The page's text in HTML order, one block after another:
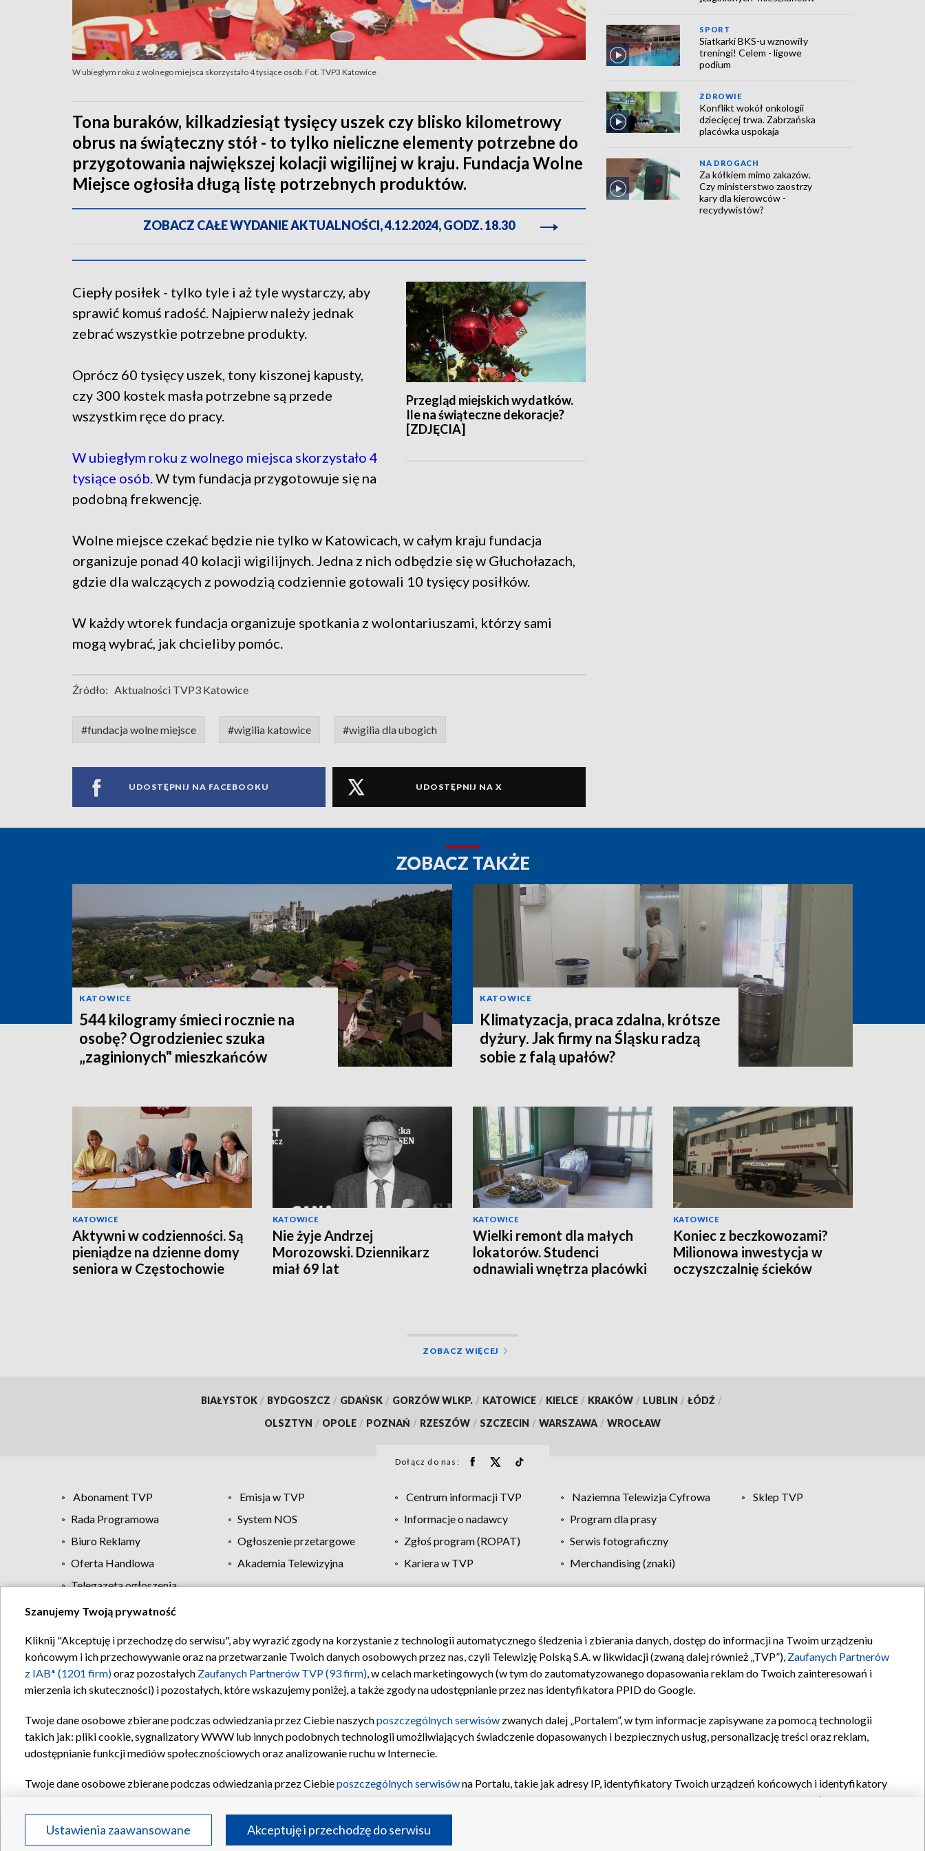
W ubiegłym roku z wolnego miejsca skorzystało 4 tysiące osób. Fot. TVP3 Katowice
Tona buraków, kilkadziesiąt tysięcy uszek czy blisko kilometrowy
obrus na świąteczny stół - to tylko nieliczne elementy potrzebne do
przygotowania największej kolacji wigilijnej w kraju. Fundacja Wolne
Miejsce ogłosiła długą listę potrzebnych produktów.
ZOBACZ CAŁE WYDANIE AKTUALNOŚCI, 4.12.2024, GODZ. 18.30
Przegląd miejskich wydatków.
Ile na świąteczne dekoracje?
[ZDJĘCIA]
Ciepły posiłek - tylko tyle i aż tyle wystarczy, aby
sprawić komuś radość. Najpierw należy jednak
zebrać wszystkie potrzebne produkty.
Oprócz 60 tysięcy uszek, tony kiszonej kapusty,
czy 300 kostek masła potrzebne są przede
wszystkim ręce do pracy.
W ubiegłym roku z wolnego miejsca skorzystało 4
tysiące osób . W tym fundacja przygotowuje się na
podobną frekwencję.
Wolne miejsce czekać będzie nie tylko w Katowicach, w całym kraju fundacja
organizuje ponad 40 kolacji wigilijnych. Jedna z nich odbędzie się w Głuchołazach,
gdzie dla walczących z powodzią codziennie gotowali 10 tysięcy posiłków.
W każdy wtorek fundacja organizuje spotkania z wolontariuszami, którzy sami
mogą wybrać, jak chcieliby pomóc.
Źródło: Aktualności TVP3 Katowice
#fundacja wolne miejsce #wigilia katowice #wigilia dla ubogich
UDOSTĘPNIJ NA FACEBOOKU UDOSTĘPNIJ NA X
SPORT
Siatkarki BKS-u wznowiły
treningi! Celem - ligowe
podium
ZDROWIE
Konflikt wokół onkologii
dziecięcej trwa. Zabrzańska
placówka uspokaja
NA DROGACH
Za kółkiem mimo zakazów.
Czy ministerstwo zaostrzy
kary dla kierowców -
recydywistów?
ZOBACZ TAKŻE
KATOWICE
544 kilogramy śmieci rocznie na
osobę? Ogrodzieniec szuka
„zaginionych" mieszkańców
KATOWICE
Klimatyzacja, praca zdalna, krótsze
dyżury. Jak firmy na Śląsku radzą
sobie z falą upałów?
KATOWICE
Aktywni w codzienności. Są
pieniądze na dzienne domy
seniora w Częstochowie
KATOWICE
Nie żyje Andrzej
Morozowski. Dziennikarz
miał 69 lat
KATOWICE
Wielki remont dla małych
lokatorów. Studenci
odnawiali wnętrza placówki
KATOWICE
Koniec z beczkowozami?
Milionowa inwestycja w
oczyszczalnię ścieków
ZOBACZ WIĘCEJ
BIAŁYSTOK / BYDGOSZCZ / GDAŃSK / GORZÓW WLKP. / KATOWICE / KIELCE / KRAKÓW / LUBLIN / ŁÓDŹ /
OLSZTYN / OPOLE / POZNAŃ / RZESZÓW / SZCZECIN / WARSZAWA / WROCŁAW
Dołącz do nas:
Abonament TVP Emisja w TVP Centrum informacji TVP Naziemna Telewizja Cyfrowa
Sklep TVP
Rada Programowa
System NOS Informacje o nadawcy
Program dla prasy
Biuro Reklamy
Ogłoszenie przetargowe Zgłoś program (ROPAT)
Serwis fotograficzny
Oferta Handlowa
Akademia Telewizyjna Kariera w TVP
Merchandising (znaki)
Telegazeta ogłoszenia
Regulamin TVP Polityka prywatności Moje zgody Pomoc Biuro reklamy Kontakt
Szanujemy Twoją prywatność
Kliknij "Akceptuję i przechodzę do serwisu", aby wyrazić zgody na korzystanie z technologii automatycznego śledzenia i zbierania danych, dostęp do informacji na Twoim urządzeniu
końcowym i ich przechowywanie oraz na przetwarzanie Twoich danych osobowych przez nas, czyli Telewizję Polską S.A. w likwidacji (zwaną dalej również „TVP”), Zaufanych Partnerów
z IAB* (1201 firm)oraz pozostałych Zaufanych Partnerów TVP (93 firm), w celach marketingowych (w tym do zautomatyzowanego dopasowania reklam do Twoich zainteresowań i
mierzenia ich skuteczności) i pozostałych, które wskazujemy poniżej, a także zgody na udostępnianie przez nas identyfikatora PPID do Google.
Twoje dane osobowe zbierane podczas odwiedzania przez Ciebie naszychposzczególnych serwisów zwanych dalej „Portalem”, w tym informacje zapisywane za pomocą technologii
takich jak: pliki cookie, sygnalizatory WWW lub innych podobnych technologii umożliwiających świadczenie dopasowanych i bezpiecznych usług, personalizację treści oraz reklam,
udostępnianie funkcji mediów społecznościowych oraz analizowanie ruchu w Internecie.
Twoje dane osobowe zbierane podczas odwiedzania przez Ciebieposzczególnych serwisówna Portalu, takie jak adresy IP, identyfikatory Twoich urządzeń końcowych i identyfikatory
oraz pozostałych
Partnerów TVPdla realizacji następujących celów i funkcji: przechowywania informacji na urządzeniu lub dostęp do nich, wyboru podstawowych reklam, wyboru spersonalizowanych
reklam, tworzenia profilu spersonalizowanych reklam, tworzenia profilu spersonalizowanych treści, wyboru spersonalizowanych treści, pomiaru wydajności reklam, pomiaru wydajności
Ustawienia zaawansowane Akceptuję i przechodzę do serwisu